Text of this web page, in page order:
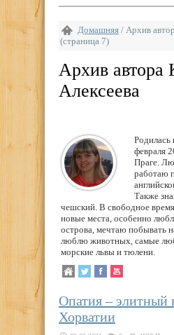
Домашняя / Архив
(страница 7)
Архив автора
Алексеева
Родилась
февраля
Праге.
работаю
Также
чешский. В свободное
новые места, особенно
острова, мечтаю побывать
люблю животных, самые
морские львы и тюлени.
Опатия – элитный
Хорватии